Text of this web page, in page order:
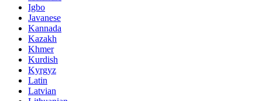
Igbo
Javanese
Kannada
Kazakh
Khmer
Kurdish
Kyrgyz
Latin
Latvian